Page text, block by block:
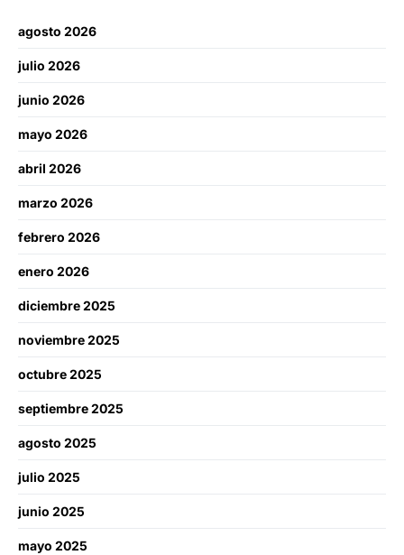
agosto 2026
julio 2026
junio 2026
mayo 2026
abril 2026
marzo 2026
febrero 2026
enero 2026
diciembre 2025
noviembre 2025
octubre 2025
septiembre 2025
agosto 2025
julio 2025
junio 2025
mayo 2025